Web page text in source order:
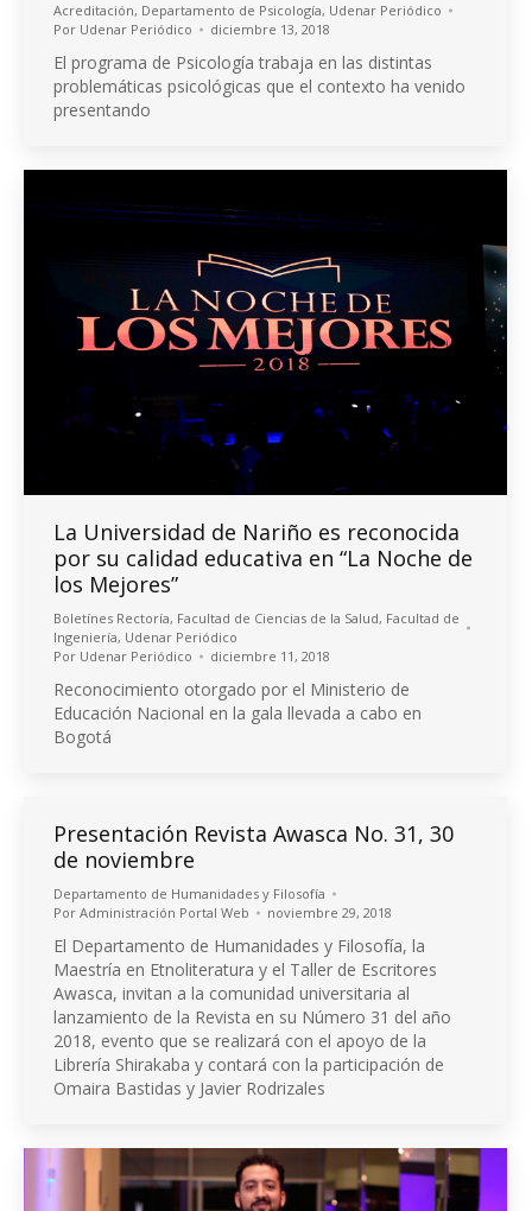
Acreditación, Departamento de Psicología, Udenar Periódico
Por Udenar Periódico diciembre 13, 2018
El programa de Psicología trabaja en las distintas
problemáticas psicológicas que el contexto ha venido
presentando
La Universidad de Nariño es reconocida
por su calidad educativa en “La Noche de
los Mejores”
Boletínes Rectoría, Facultad de Ciencias de la Salud, Facultad de
Ingeniería, Udenar Periódico
Por Udenar Periódico diciembre 11, 2018
Reconocimiento otorgado por el Ministerio de
Educación Nacional en la gala llevada a cabo en
Bogotá
Presentación Revista Awasca No. 31, 30
de noviembre
Departamento de Humanidades y Filosofía
Por Administración Portal Web noviembre 29, 2018
El Departamento de Humanidades y Filosofía, la
Maestría en Etnoliteratura y el Taller de Escritores
Awasca, invitan a la comunidad universitaria al
lanzamiento de la Revista en su Número 31 del año
2018, evento que se realizará con el apoyo de la
Librería Shirakaba y contará con la participación de
Omaira Bastidas y Javier Rodrizales